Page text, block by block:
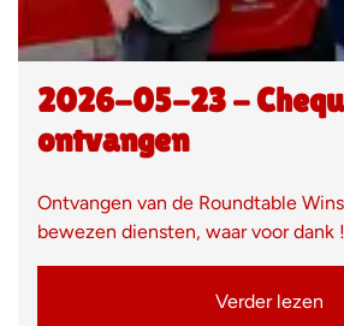
2026-05-23 -
ontvangen
Ontvangen van de Roundtable
bewezen diensten, waar voor dank !
Verder lezen